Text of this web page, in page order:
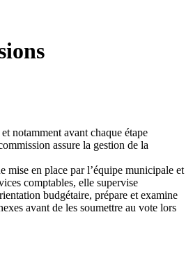
notamment avant chaque étape
assure la gestion de la
mise en place par l’équipe municipale et
comptables, elle supervise
budgétaire, prépare et examine
avant de les soumettre au vote lors